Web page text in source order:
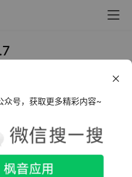
清单，但这些书名和电影名
正式文件里，那就犯了漏用
众号，获取更多精彩内容~